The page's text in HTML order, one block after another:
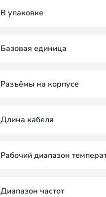
В упаковке
Базовая единица
Разъёмы на корпусе
Длина кабеля
Рабочий диапазон
Диапазон частот